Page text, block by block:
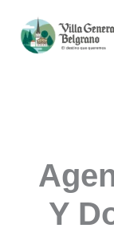
contenido
Y